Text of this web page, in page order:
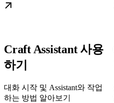
Craft Assistant 사용
하기
대화 시작 및 Assistant와 작업
하는 방법 알아보기